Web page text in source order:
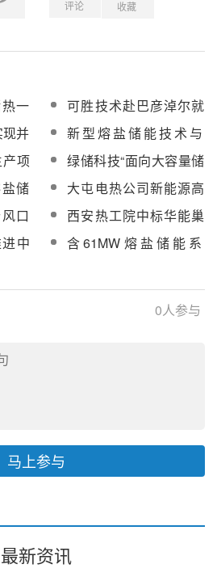
评论 收藏
一
热
止
可胜技术赴巴彦淖尔就
熔盐生产、光热发电等
项目合作考察调研
并
兆
安
架
新型熔盐储能技术与
2×645MW火电机组深度
耦合应用EPC项目招标
项
框
人
绿储科技“面向大容量储
能的智能高压熔盐电加
热系统”入选2024新型储
能关键技术应用及方案
汇编
储
候
大屯电热公司新能源高
电压直驱加热熔盐综合
能源系统项目初可研评
审结果公告
口
西安热工院中标华能巢
湖基于熔盐储热的机组
灵活性综合提升改造可
中
含61MW熔盐储能系
0人参与
马上参与
最新资讯